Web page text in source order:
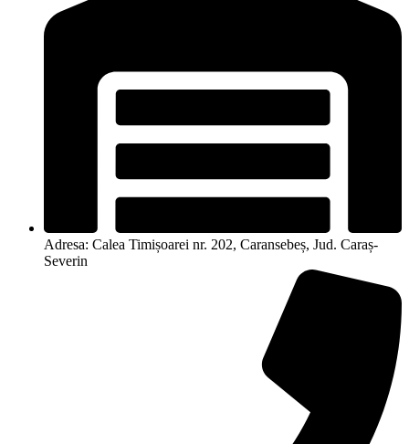
Adresa: Calea Timișoarei nr. 202, Caransebeș, Jud. Caraș-
Severin